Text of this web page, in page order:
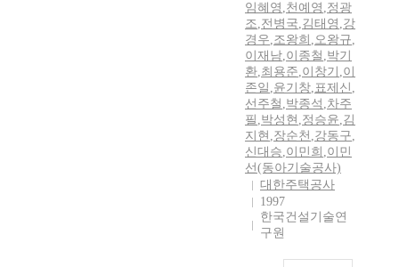
임혜영 ,천예영 ,정광
조,전병국,김태영 ,강
경우,조왕희 ,오왕규,
이재남,이종철 ,박기
환,최용준,이창기 ,이
존일 ,윤기창,표제신 ,
선주철 ,박종석 ,차주
필 ,박성현 ,정승윤,김
지현 ,장순천 ,강동구,
신대승,이민희 ,이민
선(동아기술공사)
대한주택공사
1997
한국건설기술연
구원